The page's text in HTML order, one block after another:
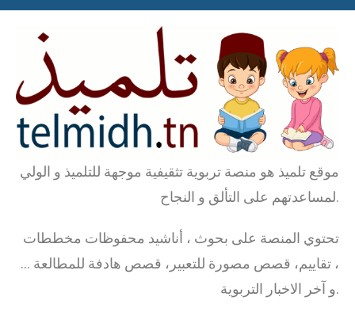
موقع تلميذ هو منصة تربوية تثقيفية موجهة للتلميذ و الولي
لمساعدتهم على التألق و النجاح.
تحتوي المنصة على بحوث ، أناشيد محفوظات مخططات
، تقاييم، قصص مصورة للتعبير، قصص هادفة للمطالعة …
و آخر الاخبار التربوية.